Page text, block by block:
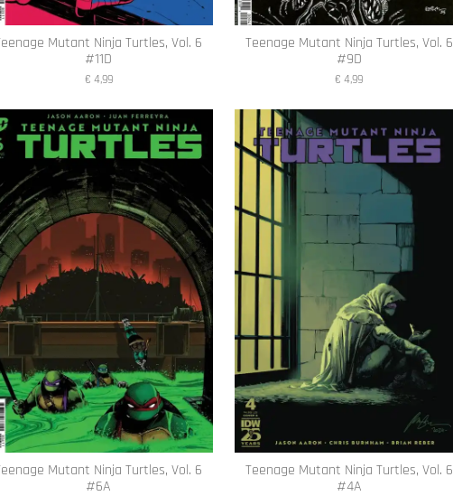
Mutant Ninja Turtles, Vol. 6
#11D
€ 4,99
Teenage Mutant Ninja Turtles, Vol. 6
#9D
€ 4,99
Mutant Ninja Turtles, Vol. 6
#6A
Teenage Mutant Ninja Turtles, Vol. 6
#4A